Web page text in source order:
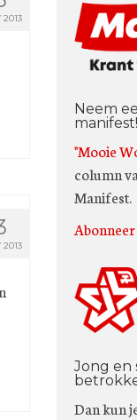
2013
2013
Neem
manifest!
"Mooie
column
Manifest.
Jong en
Dan kun